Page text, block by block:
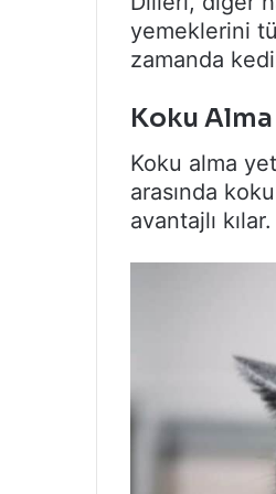
yemeklerini
zamanda
Koku
Koku alma
arasında
avantajlı kılar.